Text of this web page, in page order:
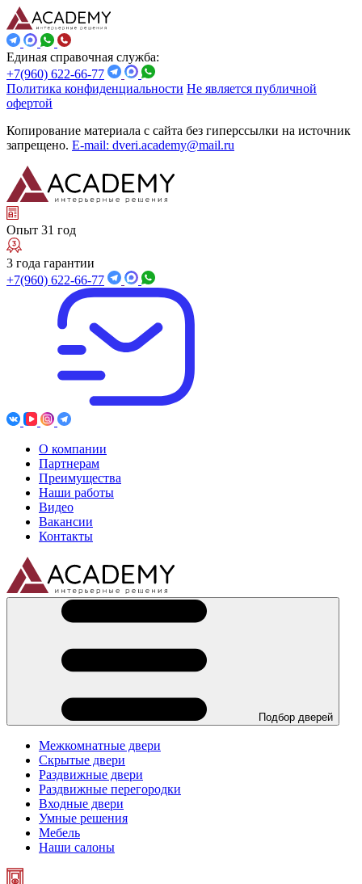
Единая справочная служба:
+7(960) 622-66-77
Политика конфиденциальности Не является публичной
офертой
Копирование материала с сайта без гиперссылки на источник
запрещено. E-mail: dveri.academy@mail.ru
Опыт 31 год
3 года гарантии
+7(960) 622-66-77
О компании
Партнерам
Преимущества
Наши работы
Видео
Вакансии
Контакты
Подбор дверей
Межкомнатные двери
Скрытые двери
Раздвижные двери
Раздвижные перегородки
Входные двери
Умные решения
Мебель
Наши салоны